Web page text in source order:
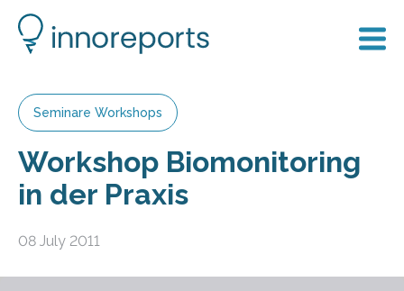
Seminare Workshops
Workshop Biomonitoring
in der Praxis
08 July 2011